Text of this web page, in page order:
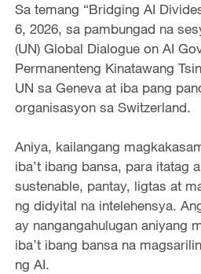
Sa temang “Bridging AI
6, 2026, sa pambungad na
(UN) Global Dialogue on AI
Permanenteng Kinatawang
UN sa Geneva at iba pang
organisasyon sa Switzerland.
Aniya, kailangang
iba’t ibang bansa, para itatag
sustenable, pantay, ligtas at
ng didyital na intelehensya.
ay nangangahulugan aniyang
iba’t ibang bansa na
ng AI.